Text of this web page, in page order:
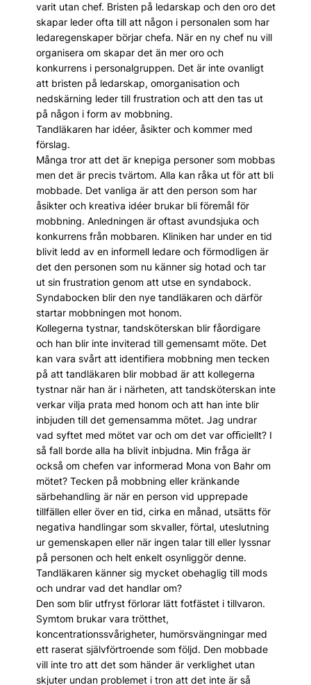
varit utan chef. Bristen på ledarskap och den oro det
skapar leder ofta till att någon i personalen som har
ledaregenskaper börjar chefa. När en ny chef nu vill
organisera om skapar det än mer oro och
konkurrens i personalgruppen. Det är inte ovanligt
att bristen på ledarskap, omorganisation och
nedskärning leder till frustration och att den tas ut
på någon i form av mobbning.
Tandläkaren har idéer, åsikter och kommer med
förslag.
Många tror att det är knepiga personer som mobbas
men det är precis tvärtom. Alla kan råka ut för att bli
mobbade. Det vanliga är att den person som har
åsikter och kreativa idéer brukar bli föremål för
mobbning. Anledningen är oftast avundsjuka och
konkurrens från mobbaren. Kliniken har under en tid
blivit ledd av en informell ledare och förmodligen är
det den personen som nu känner sig hotad och tar
ut sin frustration genom att utse en syndabock.
Syndabocken blir den nye tandläkaren och därför
startar mobbningen mot honom.
Kollegerna tystnar, tandsköterskan blir fåordigare
och han blir inte inviterad till gemensamt möte. Det
kan vara svårt att identifiera mobbning men tecken
på att tandläkaren blir mobbad är att kollegerna
tystnar när han är i närheten, att tandsköterskan inte
verkar vilja prata med honom och att han inte blir
inbjuden till det gemensamma mötet. Jag undrar
vad syftet med mötet var och om det var oﬃciellt? I
så fall borde alla ha blivit inbjudna. Min fråga är
också om chefen var informerad Mona von Bahr om
mötet? Tecken på mobbning eller kränkande
särbehandling är när en person vid upprepade
tillfällen eller över en tid, cirka en månad, utsätts för
negativa handlingar som skvaller, förtal, uteslutning
ur gemenskapen eller när ingen talar till eller lyssnar
på personen och helt enkelt osynliggör denne.
Tandläkaren känner sig mycket obehaglig till mods
och undrar vad det handlar om?
Den som blir utfryst förlorar lätt fotfästet i tillvaron.
Symtom brukar vara trötthet,
koncentrationssvårigheter, humörsvängningar med
ett raserat självförtroende som följd. Den mobbade
vill inte tro att det som händer är verklighet utan
skjuter undan problemet i tron att det inte är så